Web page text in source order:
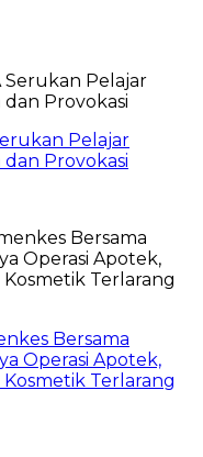
Pelajar
Provokasi
Bersama
Operasi Apotek,
Terlarang